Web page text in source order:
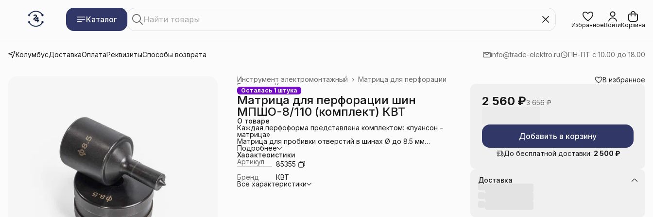
Каталог
ИзбранноеВойтиКорзина
КолумбусДоставкаОплатаРеквизитыСпособы возврата info@trade-elektro.ru ПН-ПТ с 10.00 до 18.00
Матрица для перфорации
Инструмент электромонтажный ›
Каталог
Главная ›
Осталась 1 штука
Матрица для перфорации шин
МПШО-8/110 (комплект) КВТ
О товаре
Каждая перфоформа представлена комплектом: «пуансон –
матрица»
Матрица для пробивки отверстий в шинах Ø до 8.5 мм
Форма отверстия круг
На каждую матрицу и пуансон нанесена лазерная
маркировка размера
Толщина пробиваемого материала:
медная/алюминиевая шина: до 12 мм
стальной лист: до 8 мм
Упаковка: блистер
Подробнее
Характеристики
Артикул
85355
Бренд
КВТ
Все характеристики
В избранное
2 560 ₽3 656 ₽
Добавить в корзину
До бесплатной доставки: 2 500 ₽
Доставка